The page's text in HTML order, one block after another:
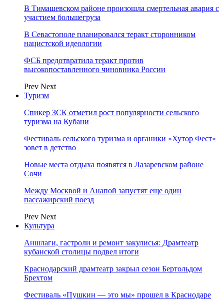
В Тимашевском районе произошла смертельная авария с
участием большегруза
В Севастополе планировался теракт сторонником
нацистской идеологии
ФСБ предотвратила теракт против
высокопоставленного чиновника России
Prev Next
Туризм
Спикер ЗСК отметил рост популярности сельского
туризма на Кубани
Фестиваль сельского туризма и органики «Хутор Фест»
зовет в детство
Новые места отдыха появятся в Лазаревском районе
Сочи
Между Москвой и Анапой запустят еще один
пассажирский поезд
Prev Next
Культура
Аншлаги, гастроли и ремонт закулисья: Драмтеатр
кубанской столицы подвел итоги
Краснодарский драмтеатр закрыл сезон Бертольдом
Брехтом
Фестиваль «Пушкин — это мы» прошел в Краснодаре